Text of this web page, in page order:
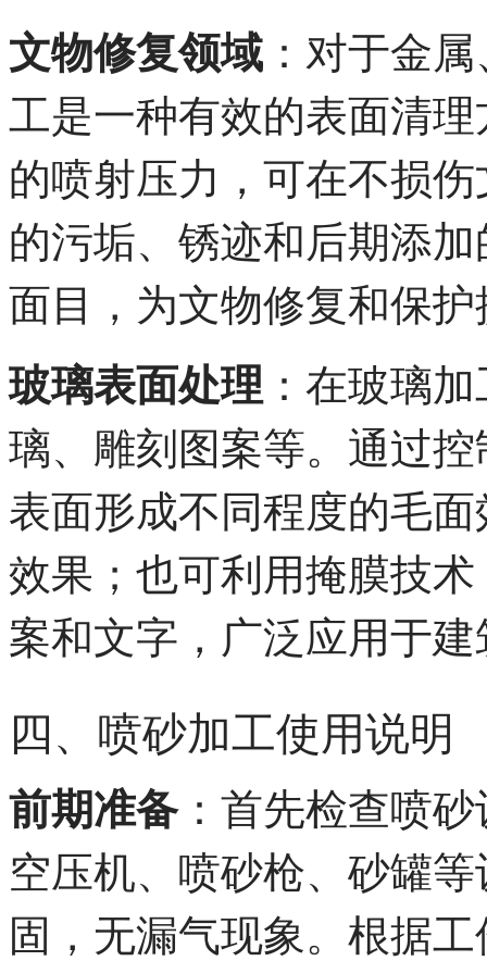
文物修复领域 ：对于金
工是一种有效的表面清
的喷射压力，可在不损
的污垢、锈迹和后期添
面目，为文物修复和保
玻璃表面处理 ：在玻璃
璃、雕刻图案等。通过
表面形成不同程度的毛
效果；也可利用掩膜技
案和文字，广泛应用于
四、喷砂加工使用说明
前期准备：首先检查喷
空压机、喷砂枪、砂罐
固，无漏气现象。根据